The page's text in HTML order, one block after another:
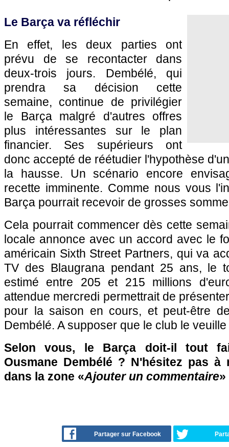
Le Barça va réfléchir
En effet, les deux parties ont
prévu de se recontacter dans
deux-trois jours. Dembélé, qui
prendra sa décision cette
semaine, continue de privilégier
le Barça malgré d'autres offres
plus intéressantes sur le plan
financier. Ses supérieurs ont
donc accepté de réétudier l'hypothèse
la hausse. Un scénario encore
recette imminente. Comme nous vous
Barça pourrait recevoir de grosses
Cela pourrait commencer dès cette
locale annonce avec un accord avec le
américain Sixth Street Partners, qui va
TV des Blaugrana pendant 25 ans, le
estimé entre 205 et 215 millions
attendue mercredi permettrait de
pour la saison en cours, et peut-être
Dembélé. A supposer que le club le
Selon vous, le Barça doit-il tout
Ousmane Dembélé ? N'hésitez pas
dans la zone «Ajouter un commentaire
Partager sur Facebook